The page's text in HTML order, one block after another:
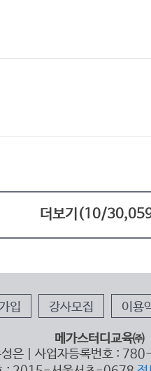
더보기(10/
입 강사모집 이용
메가스터디교육㈜
성은 | 사업자등록번호 :